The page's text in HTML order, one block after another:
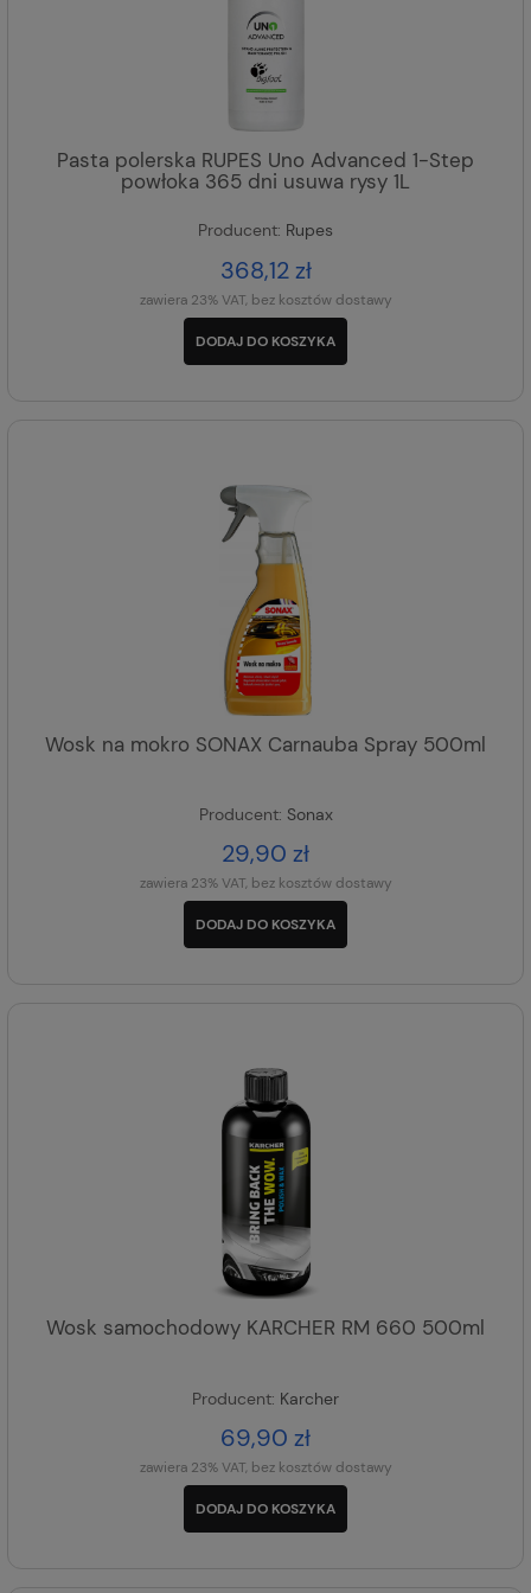
Pasta polerska RUPES Uno Advanced 1-Step
powłoka 365 dni usuwa rysy 1L
Producent: Rupes
368,12 zł
zawiera 23% VAT, bez kosztów dostawy
DODAJ DO KOSZYKA
Wosk na mokro SONAX Carnauba Spray 500ml
Producent: Sonax
29,90 zł
zawiera 23% VAT, bez kosztów dostawy
DODAJ DO KOSZYKA
Wosk samochodowy KARCHER RM 660 500ml
Producent: Karcher
69,90 zł
zawiera 23% VAT, bez kosztów dostawy
DODAJ DO KOSZYKA